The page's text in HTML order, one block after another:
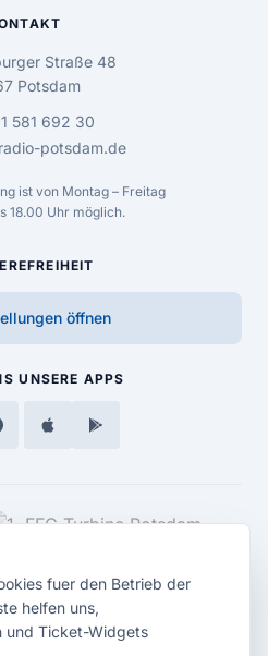
Straße 48
Potsdam
581 692 30
potsdam.de
ist von Montag – Freitag
18.00 Uhr möglich.
öffnen
UNSERE APPS
fuer den Betrieb der
helfen uns,
und Ticket-Widgets